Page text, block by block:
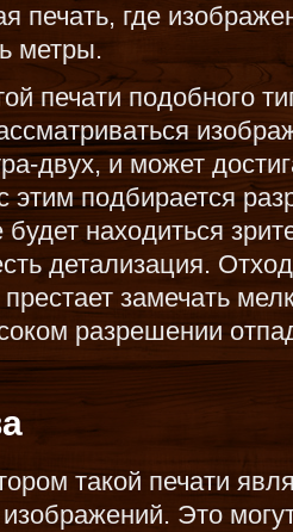
печать, где
метры.
печати подобного
двух, и может
этим подбирается
будет находиться
детализация.
замечать
разрешении
такой печати
Это